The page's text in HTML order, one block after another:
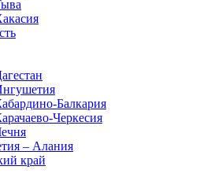
Балкария
Черкесия
– Алания
край